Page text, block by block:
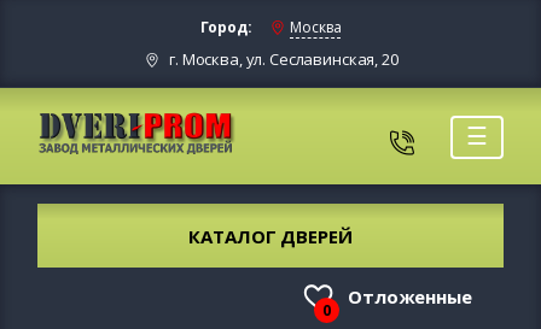
Город: Москва
г. Москва, ул. Сеславинская, 20
☰
КАТАЛОГ ДВЕРЕЙ
0
Отложенные